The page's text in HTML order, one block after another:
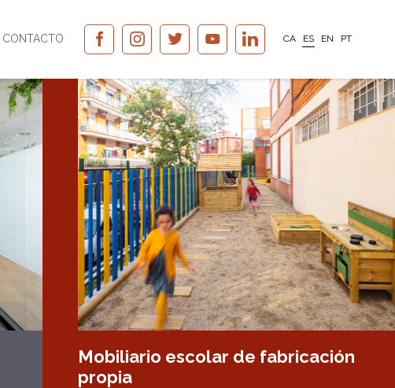
CONTACTO CA ES EN PT
Mobiliario escolar de fabricación
propia